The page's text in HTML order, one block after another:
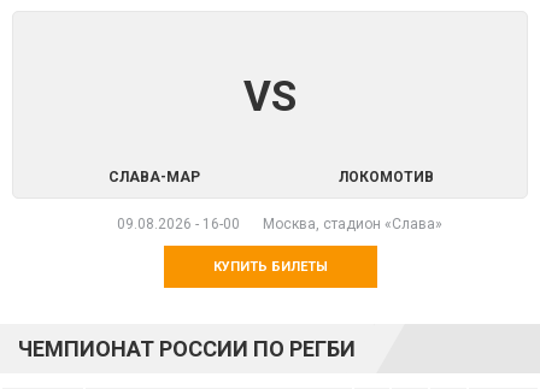
СЛАВА-МАР
VS
ЛОКОМОТИВ
09.08.2026 - 16-00 Москва, стадион «Слава»
КУПИТЬ БИЛЕТЫ
ЧЕМПИОНАТ РОССИИ ПО РЕГБИ